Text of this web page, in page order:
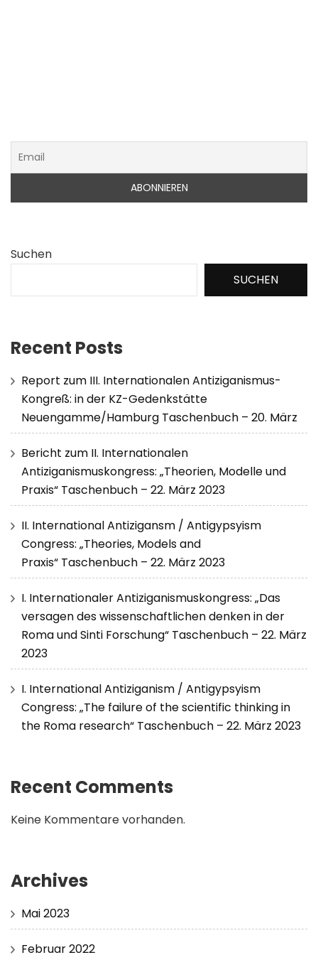
Suchen
SUCHEN
Recent Posts
Report zum III. Internationalen Antiziganismus-
Kongreß: in der KZ-Gedenkstätte
Neuengamme/Hamburg Taschenbuch – 20. März
Bericht zum II. Internationalen
Antiziganismuskongress: „Theorien, Modelle und
Praxis“ Taschenbuch – 22. März 2023
II. International Antizigansm / Antigypsyism
Congress: „Theories, Models and
Praxis“ Taschenbuch – 22. März 2023
I. Internationaler Antiziganismuskongress: „Das
versagen des wissenschaftlichen denken in der
Roma und Sinti Forschung“ Taschenbuch – 22. März
2023
I. International Antiziganism / Antigypsyism
Congress: „The failure of the scientific thinking in
the Roma research“ Taschenbuch – 22. März 2023
Recent Comments
Keine Kommentare vorhanden.
Archives
Mai 2023
Februar 2022